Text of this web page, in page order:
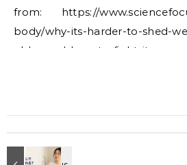
from: https://
body/why-its-harder-to-shed-
older-and-how-to-fight-it